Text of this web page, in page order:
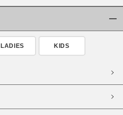
LADIES KIDS